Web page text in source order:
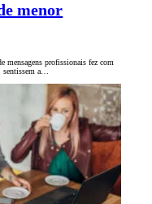
menor
mensagens profissionais fez com
sentissem a…